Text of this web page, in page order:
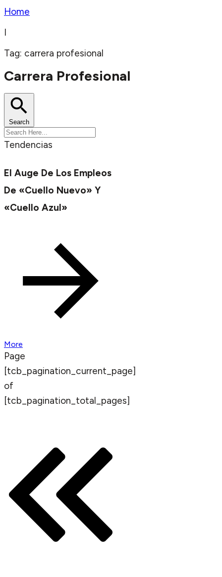
Home
I
Tag: carrera profesional
Carrera Profesional
Search
Tendencias
El Auge De Los Empleos
De «cuello Nuevo» Y
«cuello Azul»
More
Page
[tcb_pagination_current_page]
of
[tcb_pagination_total_pages]